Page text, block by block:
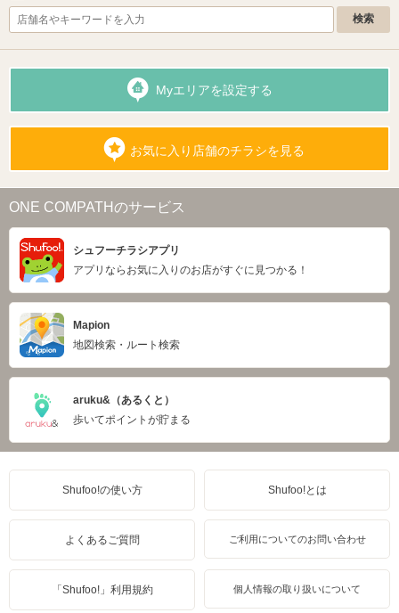
Myエリアを設定する
お気に入り店舗のチラシを見る
ONE COMPATHのサービス
シュフーチラシアプリ
アプリならお気に入りのお店がすぐに見つかる！
Mapion
地図検索・ルート検索
aruku&（あるくと）
歩いてポイントが貯まる
Shufoo!の使い方 Shufoo!とは
よくあるご質問 ご利用についてのお問い合わせ
「Shufoo!」利用規約 個人情報の取り扱いについて